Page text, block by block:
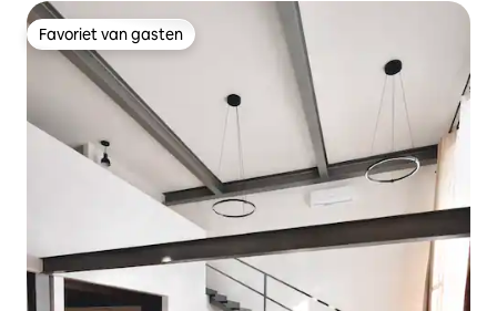
Favoriet van gasten
Favoriet van gasten